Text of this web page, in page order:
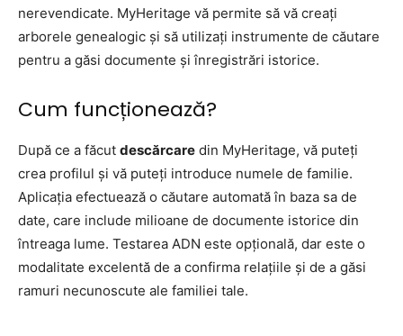
nerevendicate. MyHeritage vă permite să vă creați
arborele genealogic și să utilizați instrumente de căutare
pentru a găsi documente și înregistrări istorice.
Cum funcționează?
După ce a făcut descărcare din MyHeritage, vă puteți
crea profilul și vă puteți introduce numele de familie.
Aplicația efectuează o căutare automată în baza sa de
date, care include milioane de documente istorice din
întreaga lume. Testarea ADN este opțională, dar este o
modalitate excelentă de a confirma relațiile și de a găsi
ramuri necunoscute ale familiei tale.